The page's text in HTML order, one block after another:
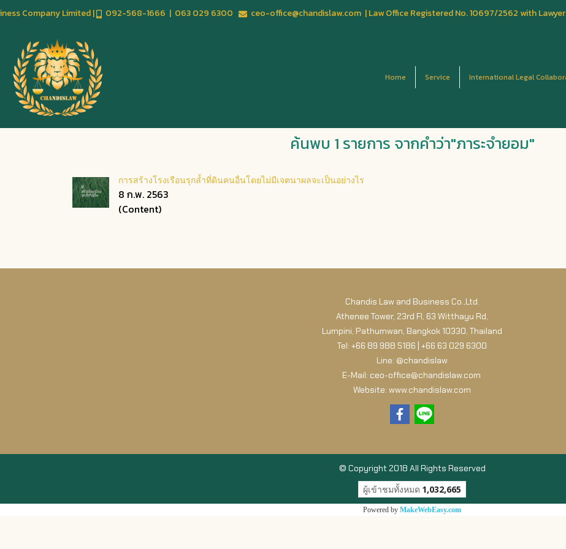
Company Limited | 092-568-1666 | 063 029 6300 ceo-office@chandislaw.com | Law Office Registered No. 10697/2562 with
Home Service International Legal
ค้นพบ 1 รายการ จากคำว่า"ภาระจำยอม"
การสร้างโรงเรือนรุกล้ำที่ดินคนอื่นโดยไม่มีเจตนาผลจะเป็นอย่างไร
8 ก.พ. 2563
(Content)
Chandis Law and Business Co.,Ltd.
Athenee Tower, 23rd Fl, 63 Witthayu Rd,
Lumpini, Pathumwan, Bangkok 10330, Thailand
Tel: +66 89 988 5186 | +66 63 029 6300
Line: @chandislaw
E-Mail: ceo-office@chandislaw.com
Website: www.chandislaw.com
© Copyright 2018 All Rights Reserved
ผู้เข้าชมทั้งหมด 1,032,665
Powered by MakeWebEasy.com